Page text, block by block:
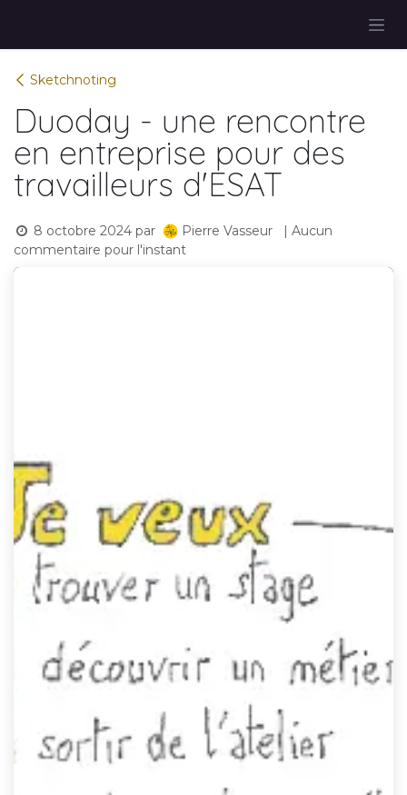
Sketchnoting
Duoday - une rencontre
en entreprise pour des
travailleurs d'ESAT
8 octobre 2024 par Pierre Vasseur
| Aucun
commentaire pour l'instant